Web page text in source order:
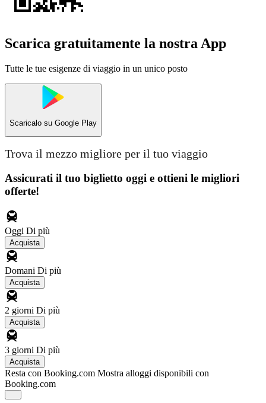
Scarica gratuitamente la nostra App
Tutte le tue esigenze di viaggio in un unico posto
Scaricalo su Google Play
Trova il mezzo migliore per il tuo viaggio
Assicurati il ​​tuo biglietto oggi e ottieni le migliori
offerte!
Oggi Di più
Acquista
Domani Di più
Acquista
2 giorni Di più
Acquista
3 giorni Di più
Acquista
Resta con Booking.com Mostra alloggi disponibili con
Booking.com